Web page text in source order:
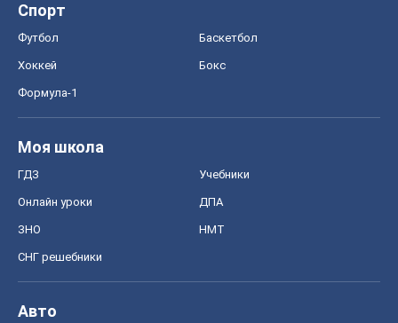
Спорт
Футбол Баскетбол
Хоккей Бокс
Формула-1
Моя школа
ГДЗ Учебники
Онлайн уроки ДПА
ЗНО НМТ
СНГ решебники
Авто